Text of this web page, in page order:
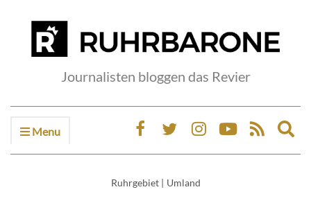
Journalisten bloggen das Revier
Menu
Ruhrgebiet | Umland